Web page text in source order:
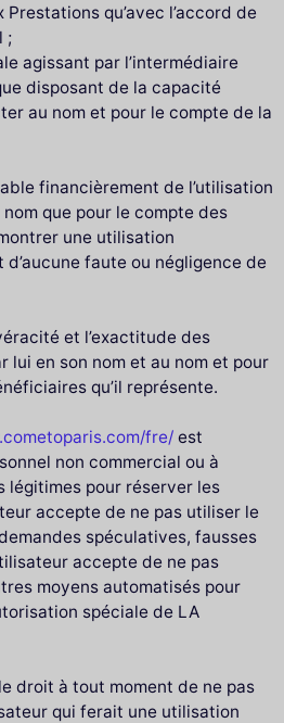
qu’avec l’accord de
;
agissant par l’intermédiaire
disposant de la capacité
au nom et pour le compte de la
financièrement de l’utilisation
que pour le compte des
une utilisation
faute ou négligence de
et l’exactitude des
lui en son nom et au nom et pour
qu’il représente.
fre/ est
non commercial ou à
légitimes pour réserver les
accepte de ne pas utiliser le
spéculatives, fausses
accepte de ne pas
moyens automatisés pour
spéciale de LA
droit à tout moment de ne pas
qui ferait une utilisation